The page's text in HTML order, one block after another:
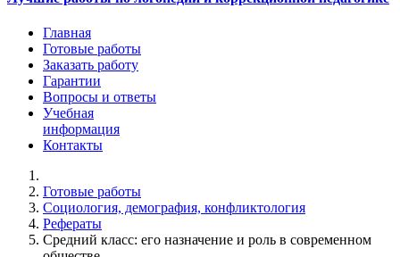
Главная
Готовые работы
Заказать работу
Гарантии
Вопросы и ответы
Учебная
информация
Контакты
Готовые работы
Социология, демография, конфликтология
Рефераты
Средний класс: его назначение и роль в современном